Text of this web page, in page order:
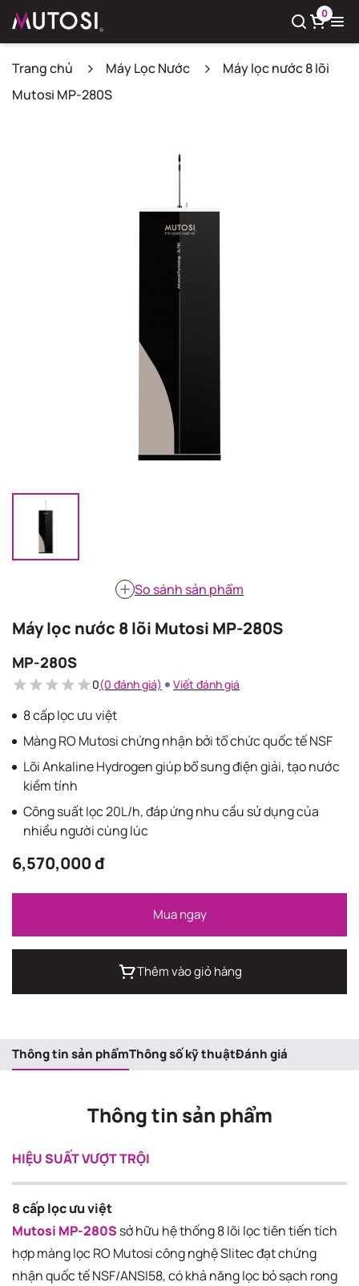
0
Trang chủ Máy Lọc Nước
Máy lọc nước 8 lõi
Mutosi MP-280S
So sánh sản phẩm
Máy lọc nước 8 lõi Mutosi MP-280S
MP-280S
0(0 đánh giá) Viết đánh giá
8 cấp lọc ưu việt
Màng RO Mutosi chứng nhận bởi tổ chức quốc tế NSF
Lõi Ankaline Hydrogen giúp bổ sung điện giải, tạo nước
kiềm tính
Công suất lọc 20L/h, đáp ứng nhu cầu sử dụng của
nhiều người cùng lúc
6,570,000 đ
Mua ngay
Thêm vào giỏ hàng
Thông tin sản phẩmThông số kỹ thuậtĐánh giá
Thông tin sản phẩm
HIỆU SUẤT VƯỢT TRỘI
8 cấp lọc ưu việt
Mutosi MP-280S sở hữu hệ thống 8 lõi lọc tiên tiến tích
hợp màng lọc RO Mutosi công nghệ Slitec đạt chứng
nhận quốc tế NSF/ANSI58, có khả năng lọc bỏ sạch rong